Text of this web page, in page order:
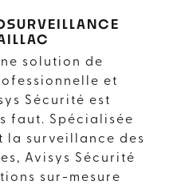
solution de
et
Sécurité est
faut. Spécialisée
la surveillance des
Avisys Sécurité
sur-mesure